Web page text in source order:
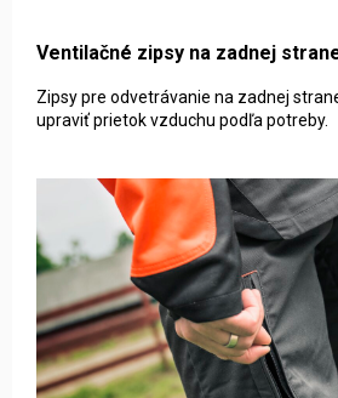
Ventilačné zipsy na zadnej
Zipsy pre odvetrávanie na zadnej
upraviť prietok vzduchu podľa potreby.